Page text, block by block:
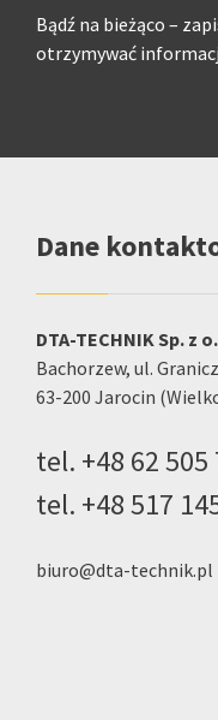
Bądź na bieżąco –
otrzymywać
Dane
DTA-TECHNIK Sp. z
Bachorzew, ul.
63-200 Jarocin
tel. +48 62 505
tel. +48 517
biuro@dta-technik.pl